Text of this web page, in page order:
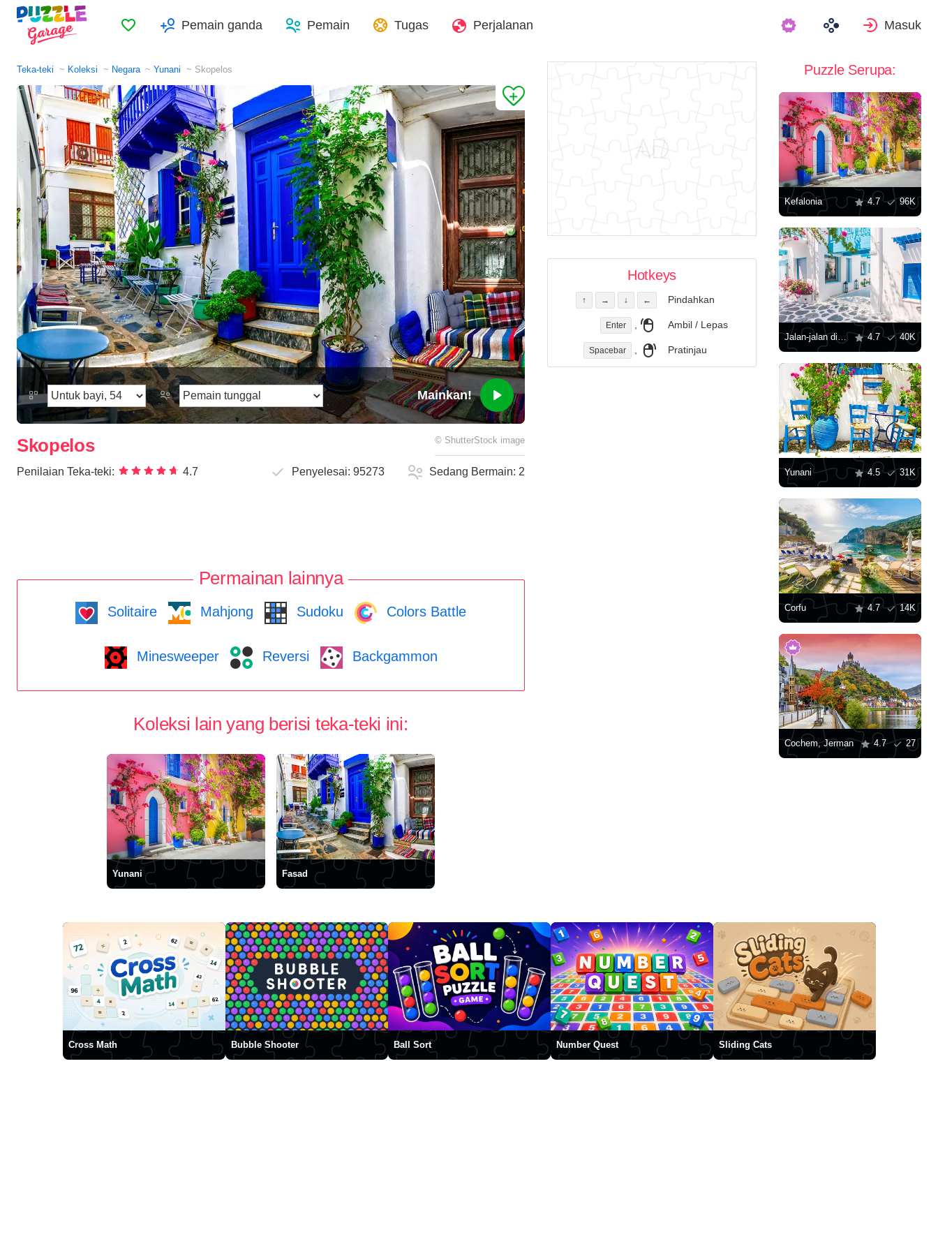
Favorit Pemain ganda Pemain Tugas Perjalanan Masuk
Teka-teki Koleksi Negara Yunani Skopelos
Mainkan!
Skopelos © ShutterStock image
Penilaian Teka-teki: 4.7 Penyelesai:95273 Sedang Bermain:2
Permainan lainnya
Solitaire Mahjong Sudoku Colors Battle
Minesweeper Reversi Backgammon
Koleksi lain yang berisi teka-teki ini:
Yunani Fasad
Hotkeys
↑ → ↓ ← Pindahkan
Enter , Ambil / Lepas
Spacebar , Pratinjau
Puzzle Serupa:
Kefalonia 4.7 96K
Jalan-jalan di Santorini 4.7 40K
Yunani 4.5 31K
Corfu 4.7 14K
Cochem, Jerman 4.7 27
Cross Math Bubble Shooter Ball Sort Number Quest Sliding Cats